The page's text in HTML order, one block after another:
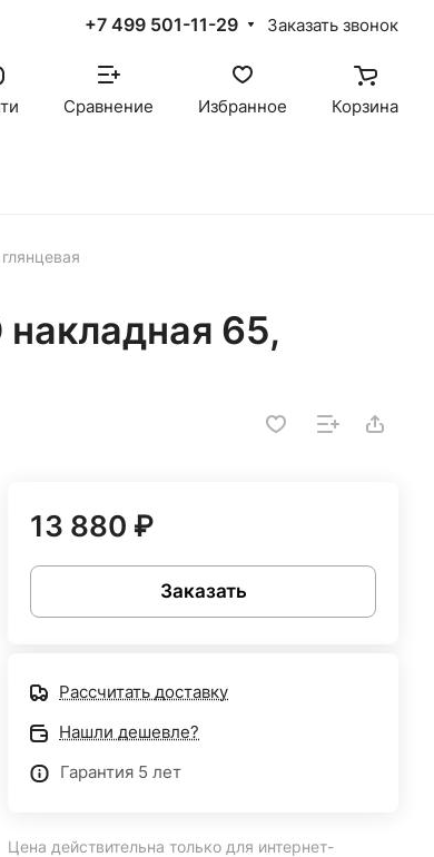
+7 499 501-11-29 Заказать звонок
Сравнение Избранное Корзина
накладная 65,
13 880 ₽
Заказать
Рассчитать доставку
Нашли дешевле?
Гарантия 5 лет
Цена действительна только для интернет-